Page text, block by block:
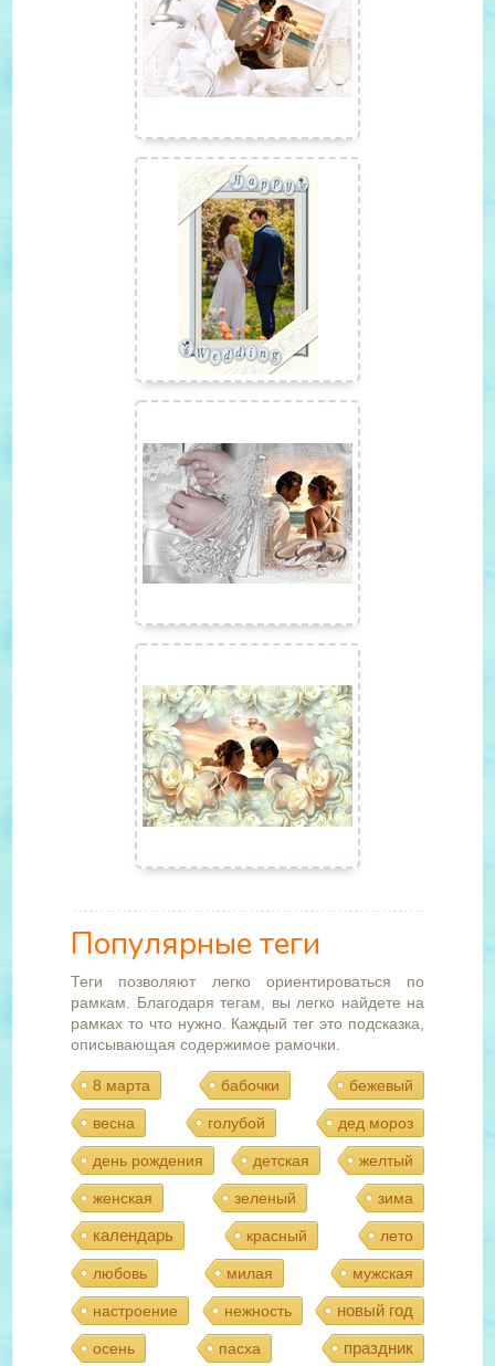
Популярные теги
Теги позволяют легко ориентироваться по
рамкам. Благодаря тегам, вы легко найдете на
рамках то что нужно. Каждый тег это подсказка,
описывающая содержимое рамочки.
8 марта бабочки бежевый
весна голубой дед мороз
день рождения детская желтый
женская зеленый зима
календарь красный лето
любовь милая мужская
настроение нежность новый год
осень пасха праздник